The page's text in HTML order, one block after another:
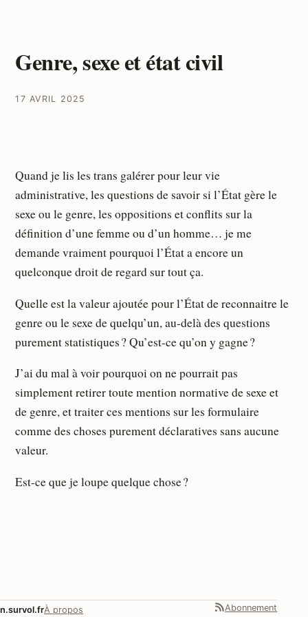
Genre, sexe et état civil
17 AVRIL 2025
Quand je lis les trans galérer pour leur vie
administrative, les questions de savoir si l’État gère le
sexe ou le genre, les oppositions et conflits sur la
définition d’une femme ou d’un homme… je me
demande vraiment pourquoi l’État a encore un
quelconque droit de regard sur tout ça.
Quelle est la valeur ajoutée pour l’État de reconnaitre le
genre ou le sexe de quelqu’un, au-delà des questions
purement statistiques ? Qu’est-ce qu’on y gagne ?
J’ai du mal à voir pourquoi on ne pourrait pas
simplement retirer toute mention normative de sexe et
de genre, et traiter ces mentions sur les formulaire
comme des choses purement déclaratives sans aucune
valeur.
Est-ce que je loupe quelque chose ?
n.survol.frÀ propos Abonnement